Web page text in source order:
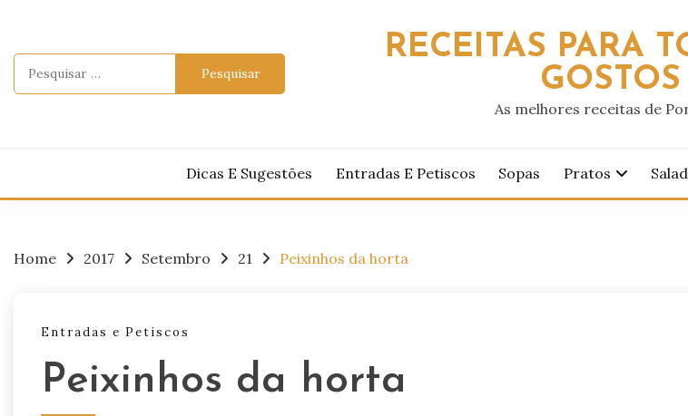
content
RECEITAS PARA
GOSTOS
As melhores receitas de
Dicas E Sugestões Entradas E Petiscos Sopas Pratos
Home 2017 Setembro 21 Peixinhos da horta
Entradas e Petiscos
Peixinhos da horta